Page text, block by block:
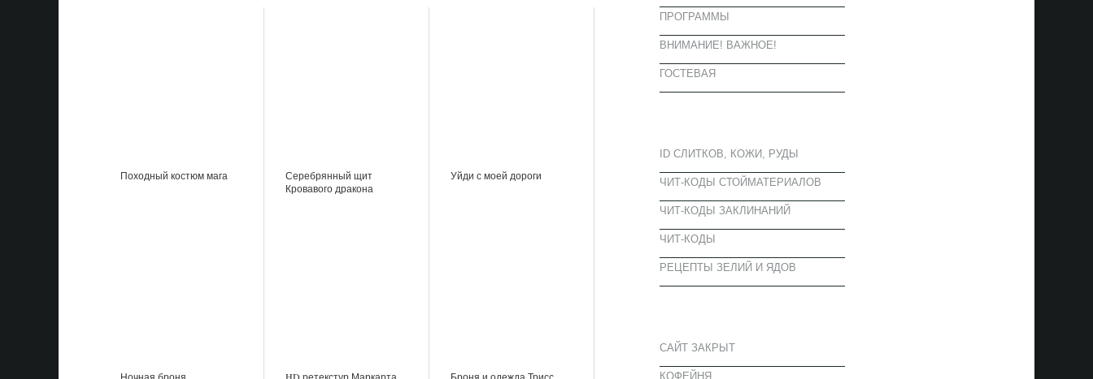
Походный костюм мага
Серебрянный щит
Кровавого дракона
Уйди с моей дороги
ПРОГРАММЫ
ВНИМАНИЕ! ВАЖНОЕ!
ГОСТЕВАЯ
ID СЛИТКОВ, КОЖИ, РУДЫ
ЧИТ-КОДЫ СТОЙМАТЕРИАЛОВ
ЧИТ-КОДЫ ЗАКЛИНАНИЙ
ЧИТ-КОДЫ
РЕЦЕПТЫ ЗЕЛИЙ И ЯДОВ
САЙТ ЗАКРЫТ
КОФЕЙНЯ